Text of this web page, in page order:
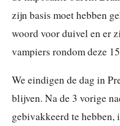
zijn basis moet hebben
woord voor duivel en er
vampiers rondom deze
We eindigen de dag in
blijven. Na de 3 vorige
gebivakkeerd te hebben,